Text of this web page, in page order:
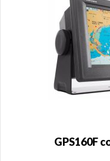
GPS160F